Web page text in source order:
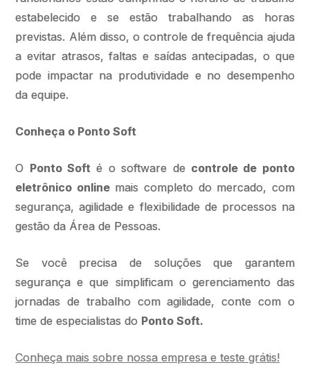
estabelecido e se estão trabalhando as horas
previstas. Além disso, o controle de frequência ajuda
a evitar atrasos, faltas e saídas antecipadas, o que
pode impactar na produtividade e no desempenho
da equipe.
Conheça o Ponto Soft
O Ponto Soft é o software de controle de ponto
eletrônico onlinemais completo do mercado, com
segurança, agilidade e flexibilidade de processos na
gestão da Área de Pessoas.
Se você precisa de soluções que garantem
segurança e que simplificam o gerenciamento das
jornadas de trabalho com agilidade, conte com o
time de especialistas do Ponto Soft.
Conheça mais sobre nossa empresa e teste grátis!